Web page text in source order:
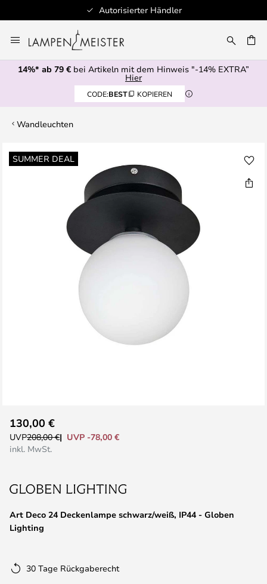
Autorisierter Händler
Inhalt
springen
14%* ab 79 € bei Artikeln mit dem Hinweis "-14% EXTRA”
Hier
CODE:BEST KOPIEREN
Wandleuchten
SUMMER DEAL
Zum
Ende
Anfang
der
Art Deco 24 Deckenlampe schwarz/weiß, IP44 - Globen
Lighting
130,00 €
UVP208,00 €
UVP -78,00 €
inkl. MwSt.
30 Tage Rückgaberecht